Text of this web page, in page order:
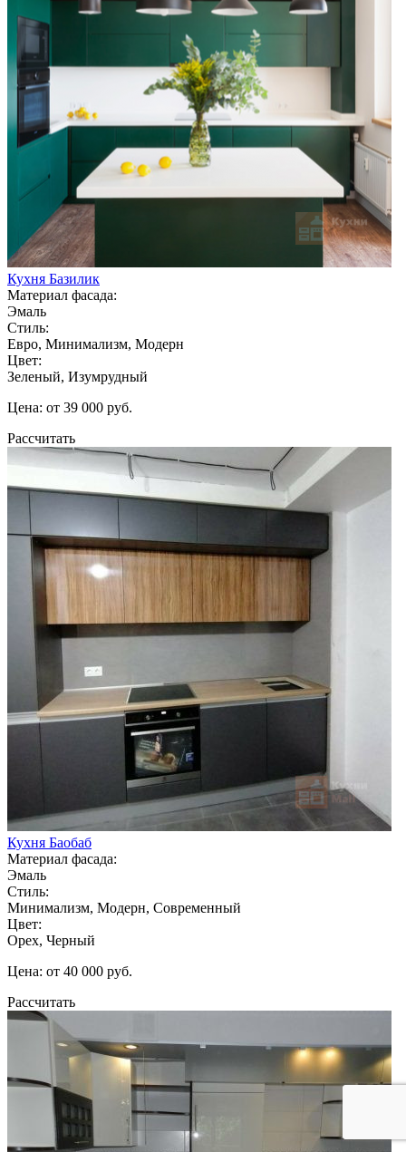
Кухня Базилик
Материал фасада:
Эмаль
Стиль:
Евро, Минимализм, Модерн
Цвет:
Зеленый, Изумрудный
Цена: от 39 000 руб.
Рассчитать
Кухня Баобаб
Материал фасада:
Эмаль
Стиль:
Минимализм, Модерн, Современный
Цвет:
Орех, Черный
Цена: от 40 000 руб.
Рассчитать